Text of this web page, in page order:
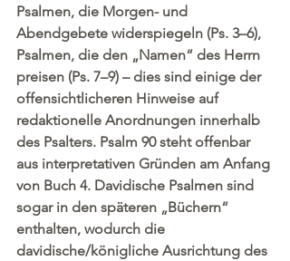
Psalmen, die Morgen- und
Abendgebete widerspiegeln (Ps. 3–6),
Psalmen, die den „Namen“ des Herrn
preisen (Ps. 7–9) – dies sind einige der
offensichtlicheren Hinweise auf
redaktionelle Anordnungen innerhalb
des Psalters. Psalm 90 steht offenbar
aus interpretativen Gründen am Anfang
von Buch 4. Davidische Psalmen sind
sogar in den späteren „Büchern“
enthalten, wodurch die
davidische/königliche Ausrichtung des